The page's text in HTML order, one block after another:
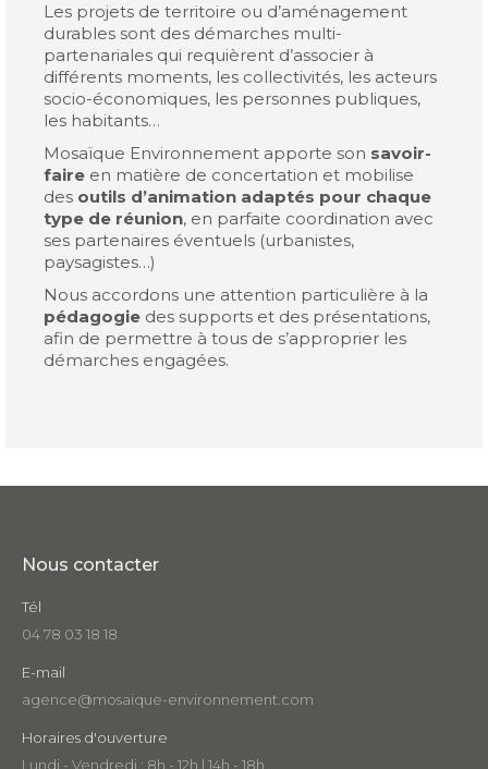
Les projets de territoire ou d’aménagement
durables sont des démarches multi-
partenariales qui requièrent d’associer à
différents moments, les collectivités, les acteurs
socio-économiques, les personnes publiques,
les habitants…
Mosaïque Environnement apporte son savoir-
faire en matière de concertation et mobilise
des outils d’animation adaptés pour chaque
type de réunion, en parfaite coordination avec
ses partenaires éventuels (urbanistes,
paysagistes…)
Nous accordons une attention particulière à la
pédagogie des supports et des présentations,
afin de permettre à tous de s’approprier les
démarches engagées.
Nous contacter
Tél
04 78 03 18 18
E-mail
agence@mosaique-environnement.com
Horaires d'ouverture
Lundi - Vendredi : 8h - 12h | 14h - 18h